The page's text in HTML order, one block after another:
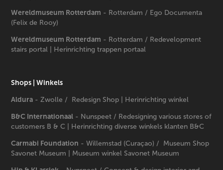
Wereldmuseum Rotterdam - Rotterdam / Ego Documenta
(Felix de Rooy)
Wereldmuseum Rotterdam - Rotterdam / Redevelopment
stairs portal | Herinrichting trappen portaal
Shops | Winkels
Aldura - Zwolle / Redesign Shop | Herinrichting winkel
B&C Internationaal - Nunspeet / Redesigning various stores of
customers B & C | Herinrichting diverse winkels klanten B&C
Carmabi Foundation - Willemstad (Curaçao) / Museum Shop
Savonet Museum | Museum winkel Savonet Museum